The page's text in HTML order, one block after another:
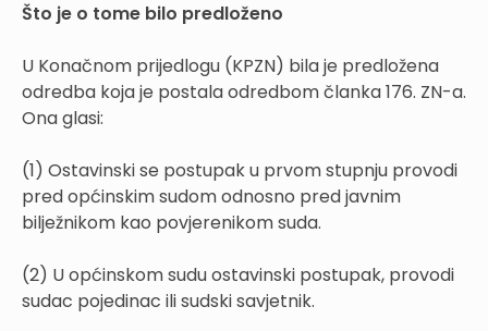
Što je o tome bilo predloženo
U Konačnom prijedlogu (KPZN) bila je predložena
odredba koja je postala odredbom članka 176. ZN-a.
Ona glasi:
(1) Ostavinski se postupak u prvom stupnju provodi
pred općinskim sudom odnosno pred javnim
bilježnikom kao povjerenikom suda.
(2) U općinskom sudu ostavinski postupak, provodi
sudac pojedinac ili sudski savjetnik.